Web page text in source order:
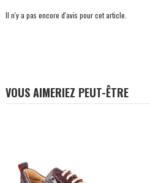
Il n'y a pas encore d'avis pour cet article.
VOUS AIMERIEZ PEUT-ÊTRE